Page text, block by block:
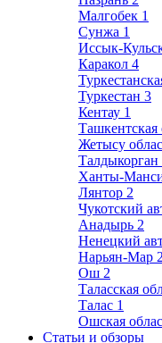
Малгобек 1
Сунжа 1
Иссык-
Каракол 4
Туркестан 3
Кентау 1
Ташкентская
Жетысу
Талдыкорган
Ханты-
Лянтор 2
Чукотский
Анадырь 2
Ненецкий
Нарьян-Мар 2
Ош 2
Таласская
Талас 1
Ошская
Статьи и обзоры